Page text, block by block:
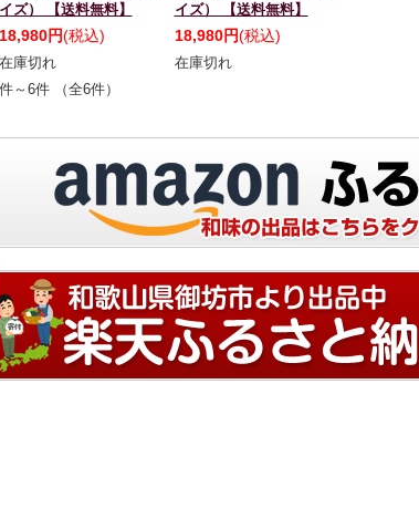
イズ） 【送料無料】
18,980円(税込)
在庫切れ
イズ） 【送料無料】
18,980円(税込)
在庫切れ
～6件 （全6件）